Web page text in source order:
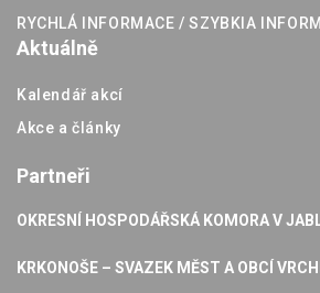
RYCHLÁ INFORMACE / SZYBKIA
Aktuálně
Kalendář akcí
Akce a články
Partneři
OKRESNÍ HOSPODÁŘSKÁ KOMORA V
KRKONOŠE – SVAZEK MĚST A OBCÍ